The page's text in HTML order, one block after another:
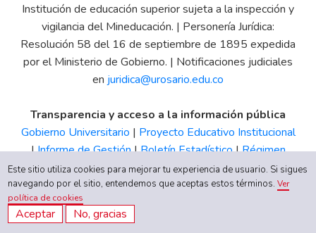
Institución de educación superior sujeta a la inspección y
vigilancia del Mineducación. | Personería Jurídica:
Resolución 58 del 16 de septiembre de 1895 expedida
por el Ministerio de Gobierno. | Notificaciones judiciales
en juridica@urosario.edu.co
Transparencia y acceso a la información pública
Gobierno Universitario | Proyecto Educativo Institucional
|Informe de Gestión|Boletín Estadístico|Régimen
Tributario|Estados Financieros |Código de Ética| Canal
de Integridad UR
Este sitio utiliza cookies para mejorar tu experiencia de usuario. Si sigues
navegando por el sitio, entendemos que aceptas estos términos.Ver
política de cookies
Aceptar No, gracias